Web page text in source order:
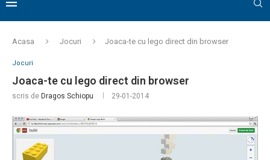
Acasa Jocuri Joaca-te cu lego direct din browser
Jocuri
Joaca-te cu lego direct din browser
scris de Dragos Schiopu 29-01-2014